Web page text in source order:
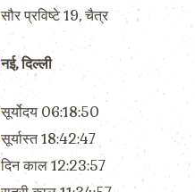
सौर प्रविष्टे 19, चैत्र
नई, दिल्ली
सूर्योदय 06:18:50
सूर्यास्त 18:42:47
दिन काल 12:23:57